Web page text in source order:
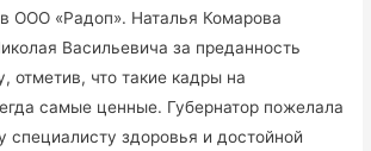
в ООО «Радоп». Наталья Комарова
Васильевича за преданность
отметив, что такие кадры на
самые ценные. Губернатор пожелала
специалисту здоровья и достойной